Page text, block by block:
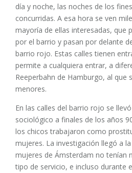
día y noche, las noches de los
concurridas. A esa hora se ven
mayoría de ellas interesadas, que
por el barrio y pasan por delante
barrio rojo. Estas calles tienen
permite a cualquiera entrar, a
Reeperbahn de Hamburgo, al que
menores.
En las calles del barrio rojo se
sociológico a finales de los años
los chicos trabajaron como
mujeres. La investigación llegó a
mujeres de Ámsterdam no tenían
tipo de servicio, e incluso durante